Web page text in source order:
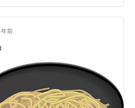
つけめん」をいただきます！ 「セ
ド」シリーズは、上質な原料をこ
すべてのお客様にご満足いただ
前